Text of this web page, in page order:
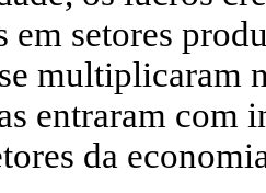
em setores
multiplicaram
entraram com
da